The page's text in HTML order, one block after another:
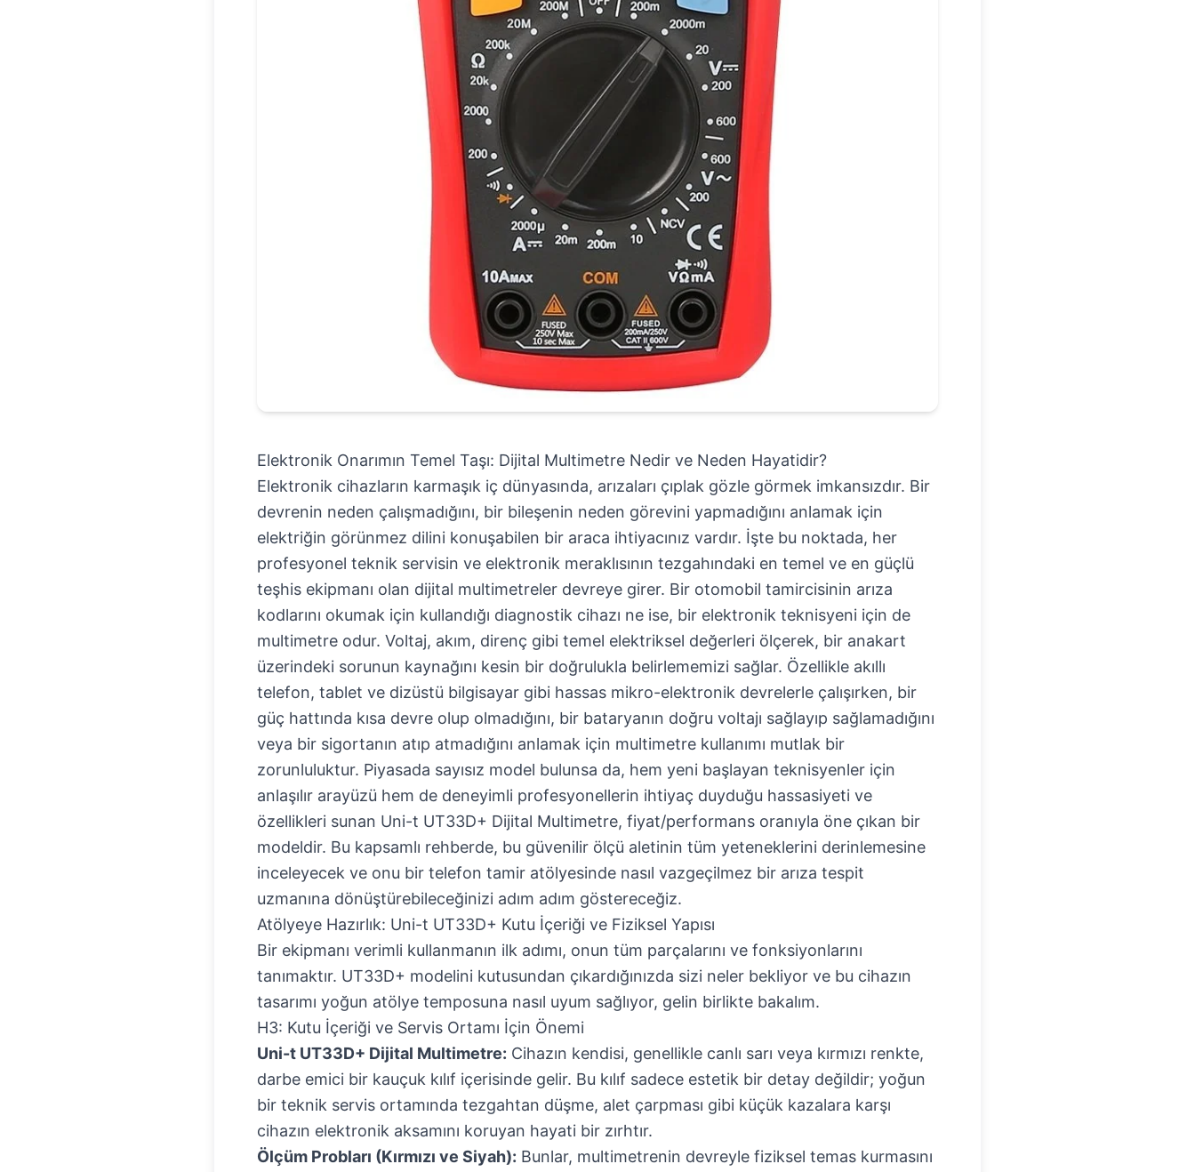
Elektronik Onarımın Temel Taşı: Dijital Multimetre Nedir ve Neden Hayatidir?
Elektronik cihazların karmaşık iç dünyasında, arızaları çıplak gözle görmek imkansızdır. Bir
devrenin neden çalışmadığını, bir bileşenin neden görevini yapmadığını anlamak için
elektriğin görünmez dilini konuşabilen bir araca ihtiyacınız vardır. İşte bu noktada, her
profesyonel teknik servisin ve elektronik meraklısının tezgahındaki en temel ve en güçlü
teşhis ekipmanı olan dijital multimetreler devreye girer. Bir otomobil tamircisinin arıza
kodlarını okumak için kullandığı diagnostik cihazı ne ise, bir elektronik teknisyeni için de
multimetre odur. Voltaj, akım, direnç gibi temel elektriksel değerleri ölçerek, bir anakart
üzerindeki sorunun kaynağını kesin bir doğrulukla belirlememizi sağlar. Özellikle akıllı
telefon, tablet ve dizüstü bilgisayar gibi hassas mikro-elektronik devrelerle çalışırken, bir
güç hattında kısa devre olup olmadığını, bir bataryanın doğru voltajı sağlayıp sağlamadığını
veya bir sigortanın atıp atmadığını anlamak için multimetre kullanımı mutlak bir
zorunluluktur. Piyasada sayısız model bulunsa da, hem yeni başlayan teknisyenler için
anlaşılır arayüzü hem de deneyimli profesyonellerin ihtiyaç duyduğu hassasiyeti ve
özellikleri sunan Uni-t UT33D+ Dijital Multimetre, fiyat/performans oranıyla öne çıkan bir
modeldir. Bu kapsamlı rehberde, bu güvenilir ölçü aletinin tüm yeteneklerini derinlemesine
inceleyecek ve onu bir telefon tamir atölyesinde nasıl vazgeçilmez bir arıza tespit
uzmanına dönüştürebileceğinizi adım adım göstereceğiz.
Atölyeye Hazırlık: Uni-t UT33D+ Kutu İçeriği ve Fiziksel Yapısı
Bir ekipmanı verimli kullanmanın ilk adımı, onun tüm parçalarını ve fonksiyonlarını
tanımaktır. UT33D+ modelini kutusundan çıkardığınızda sizi neler bekliyor ve bu cihazın
tasarımı yoğun atölye temposuna nasıl uyum sağlıyor, gelin birlikte bakalım.
H3: Kutu İçeriği ve Servis Ortamı İçin Önemi
Uni-t UT33D+ Dijital Multimetre: Cihazın kendisi, genellikle canlı sarı veya kırmızı renkte,
darbe emici bir kauçuk kılıf içerisinde gelir. Bu kılıf sadece estetik bir detay değildir; yoğun
bir teknik servis ortamında tezgahtan düşme, alet çarpması gibi küçük kazalara karşı
cihazın elektronik aksamını koruyan hayati bir zırhtır.
Ölçüm Probları (Kırmızı ve Siyah): Bunlar, multimetrenin devreyle fiziksel temas kurmasını